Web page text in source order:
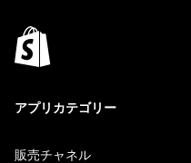
アプリカテゴリー
販売チャネル